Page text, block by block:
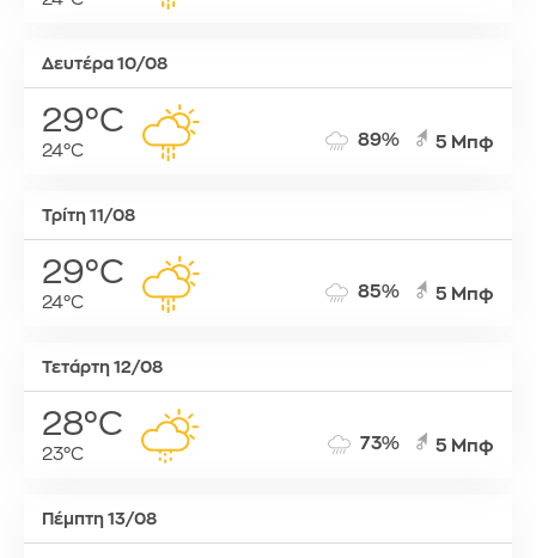
Δευτέρα 10/08
29°C
24°C
89% 5 Μπφ
Τρίτη 11/08
29°C
24°C
85% 5 Μπφ
Τετάρτη 12/08
28°C
23°C
73% 5 Μπφ
Πέμπτη 13/08